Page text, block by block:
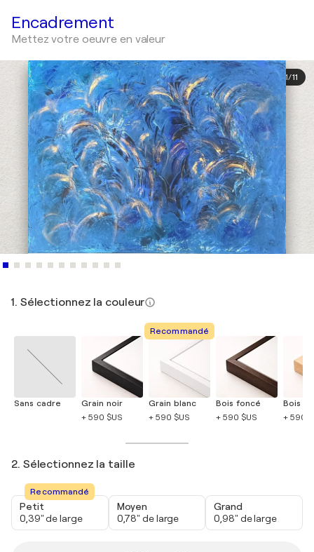
Encadrement
Mettez votre oeuvre en valeur
1/11
1. Sélectionnez la couleur
Sans cadre
Grain noir
+ 590 $US
Recommandé
Grain blanc
+ 590 $US
Bois foncé
+ 590 $US
Bois
+ 590
2. Sélectionnez la taille
Recommandé
Petit
0,39" de large
Moyen
0,78" de large
Grand
0,98" de large